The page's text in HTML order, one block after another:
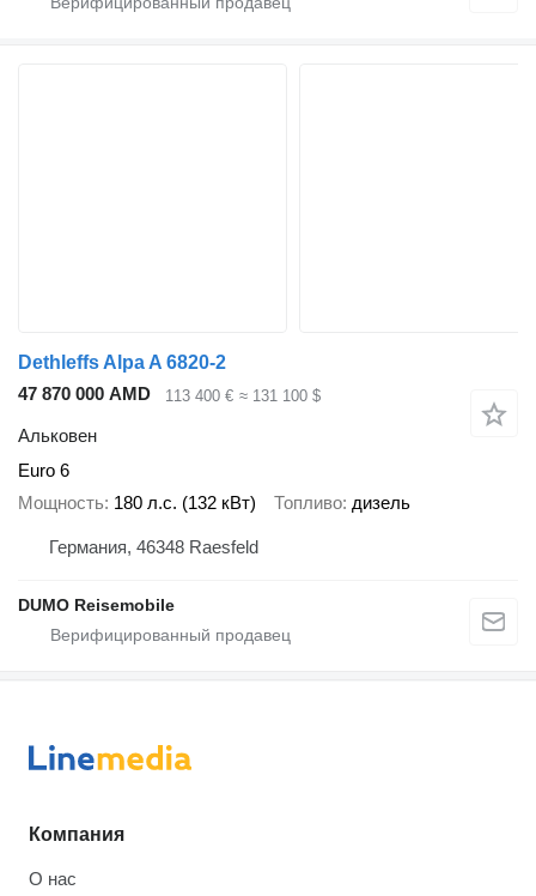
Dethleffs Alpa A 6820-2
47 870 000 AMD
113 400 € ≈ 131 100 $
Альковен
Euro 6
Мощность 180 л.с. (132 кВт) Топливо дизель
Германия, 46348 Raesfeld
DUMO Reisemobile
Компания
О нас